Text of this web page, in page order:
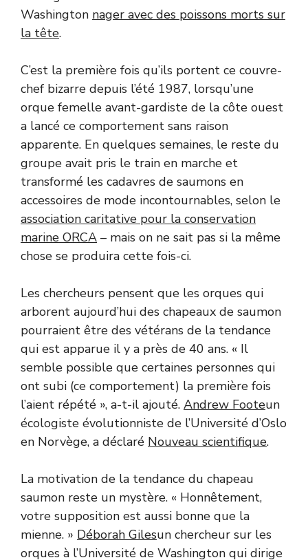
Washington nager avec des poissons morts sur
la tête.
C’est la première fois qu’ils portent ce couvre-
chef bizarre depuis l’été 1987, lorsqu’une
orque femelle avant-gardiste de la côte ouest
a lancé ce comportement sans raison
apparente. En quelques semaines, le reste du
groupe avait pris le train en marche et
transformé les cadavres de saumons en
accessoires de mode incontournables, selon le
association caritative pour la conservation
marine ORCA – mais on ne sait pas si la même
chose se produira cette fois-ci.
Les chercheurs pensent que les orques qui
arborent aujourd’hui des chapeaux de saumon
pourraient être des vétérans de la tendance
qui est apparue il y a près de 40 ans. « Il
semble possible que certaines personnes qui
ont subi (ce comportement) la première fois
l’aient répété », a-t-il ajouté. Andrew Footeun
écologiste évolutionniste de l’Université d’Oslo
en Norvège, a déclaré Nouveau scientifique.
La motivation de la tendance du chapeau
saumon reste un mystère. « Honnêtement,
votre supposition est aussi bonne que la
mienne. » Déborah Gilesun chercheur sur les
orques à l’Université de Washington qui dirige